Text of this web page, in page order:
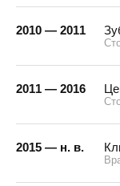
2010 — 2011
2011 — 2016
2015 — н. в.